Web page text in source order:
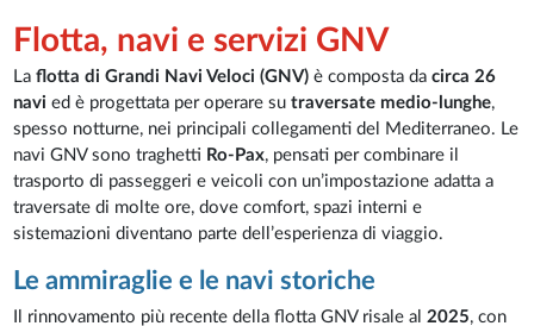
Flotta, navi e servizi GNV
Laflotta di Grandi Navi Veloci (GNV) è composta dacirca 26
navi ed è progettata per operare sutraversate medio-lunghe,
spesso notturne, nei principali collegamenti del Mediterraneo. Le
navi GNV sono traghetti Ro-Pax, pensati per combinare il
trasporto di passeggeri e veicoli con un’impostazione adatta a
traversate di molte ore, dove comfort, spazi interni e
sistemazioni diventano parte dell’esperienza di viaggio.
Le ammiraglie e le navi storiche
Il rinnovamento più recente della flotta GNV risale al2025, con